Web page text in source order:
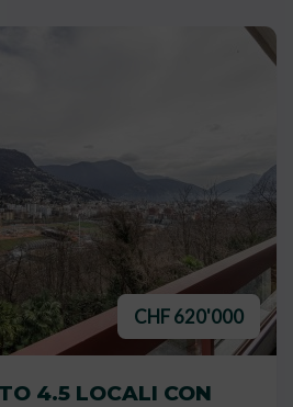
CHF 620'000
4.5 LOCALI CON